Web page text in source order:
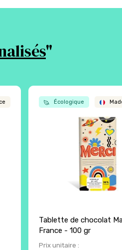
"
Écologique
Tablette de chocolat
France - 100 gr
Prix unitaire :